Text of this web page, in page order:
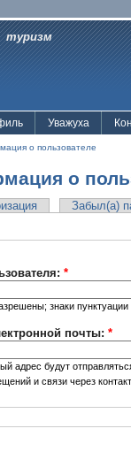
туризм
Уважуха
о пользователе
о
Забыл(а)
*
знаки
почты: *
адрес будут
и связи через